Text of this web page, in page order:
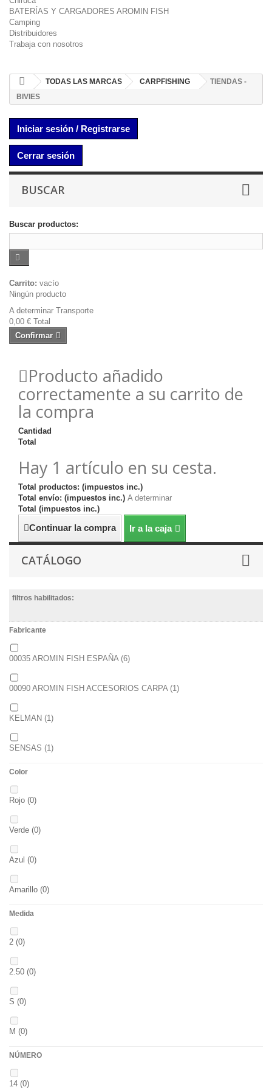
BATERÍAS Y CARGADORES AROMIN FISH
Camping
Distribuidores
Trabaja con nosotros
TODAS LAS MARCAS CARPFISHING
TIENDAS -
BIVIES
Iniciar sesión / Registrarse
Cerrar sesión
BUSCAR
Buscar productos:
Carrito: vacío
Ningún producto
A determinar Transporte
0,00 € Total
Confirmar
Producto añadido
correctamente a su carrito de
la compra
Cantidad
Total
Hay 1 artículo en su cesta.
Total productos: (impuestos inc.)
Total envío: (impuestos inc.) A determinar
Total (impuestos inc.)
Continuar la compra Ir a la caja
CATÁLOGO
filtros habilitados:
Fabricante
00035 AROMIN FISH ESPAÑA (6)
00090 AROMIN FISH ACCESORIOS CARPA (1)
KELMAN (1)
SENSAS (1)
STARBAITS
VORTEKS
Color
Rojo (0)
Verde (0)
Azul (0)
Amarillo (0)
02(0)
(0)
(0)
BLACK & RED
PANTHER
36(0)
Medida
2 (0)
2.50 (0)
S (0)
M (0)
L(0)
NÚMERO
14 (0)